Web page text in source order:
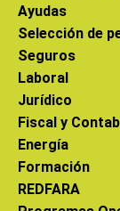
Ayudas
Selección de
Seguros
Laboral
Jurídico
Fiscal y
Energía
Formación
REDFARA